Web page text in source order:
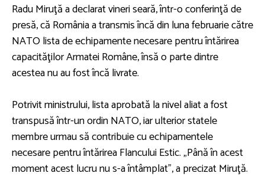
Radu Miruţăa declarat vineri seară, într-o conferinţă de
presă, că România a transmis încă din luna februarie către
NATO lista de echipamente necesare pentru întărirea
capacităţilor Armatei Române, însă o parte dintre
acestea nu au fost încă livrate.
Potrivit ministrului, lista aprobată la nivel aliat a fost
transpusă într-un ordin NATO, iar ulterior statele
membre urmau să contribuie cu echipamentele
necesare pentru întărirea Flancului Estic. „Până în acest
moment acest lucru nu s-a întâmplat”, a precizat Miruţă.